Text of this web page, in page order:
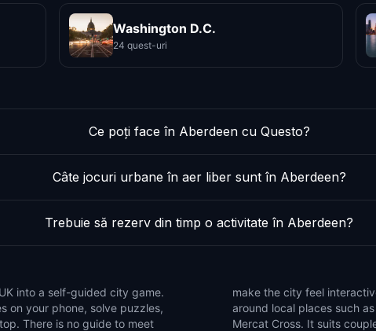
Washington D.C.
24 quest-uri
Ce poți face în Aberdeen cu Questo?
Câte jocuri urbane în aer liber sunt în Aberdeen?
Trebuie să rezerv din timp o activitate în Aberdeen?
into a self-guided city game.
on your phone, solve puzzles,
There is no guide to meet
as a playful way to plan time
Robert Burn S Statue, and
friends, and solo explorers